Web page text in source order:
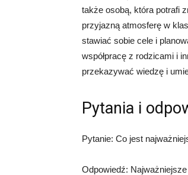
także osobą, która potrafi
przyjazną atmosferę w
stawiać sobie cele i
współpracę z rodzicami i
przekazywać wiedzę i
Pytania i
Pytanie: Co jest
Odpowiedź: